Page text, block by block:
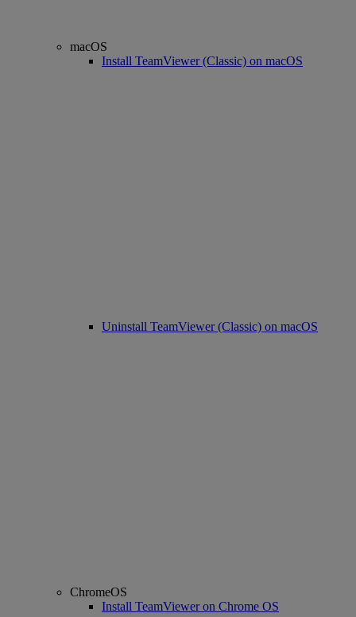
macOS
Install TeamViewer (Classic) on macOS
Uninstall TeamViewer (Classic) on macOS
ChromeOS
Install TeamViewer on Chrome OS